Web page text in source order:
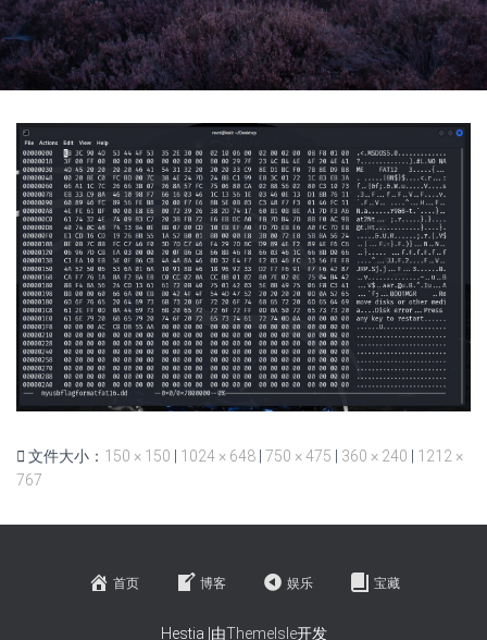
文件大小： 150 × 150 | 1024 × 648 | 750 × 475 | 360 × 240 | 1212 ×
767
首页 博客 娱乐 宝藏
Hestia |由ThemeIsle开发